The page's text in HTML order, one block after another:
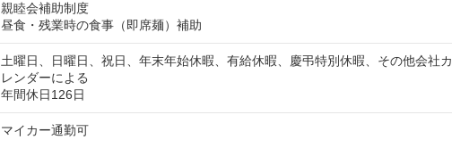
親睦会補助制度
昼食・残業時の食事（即席麺）補助
土曜日、日曜日、祝日、年末年始休暇、有給休暇、慶弔特別休暇、その他会社カ
レンダーによる
年間休日126日
マイカー通勤可